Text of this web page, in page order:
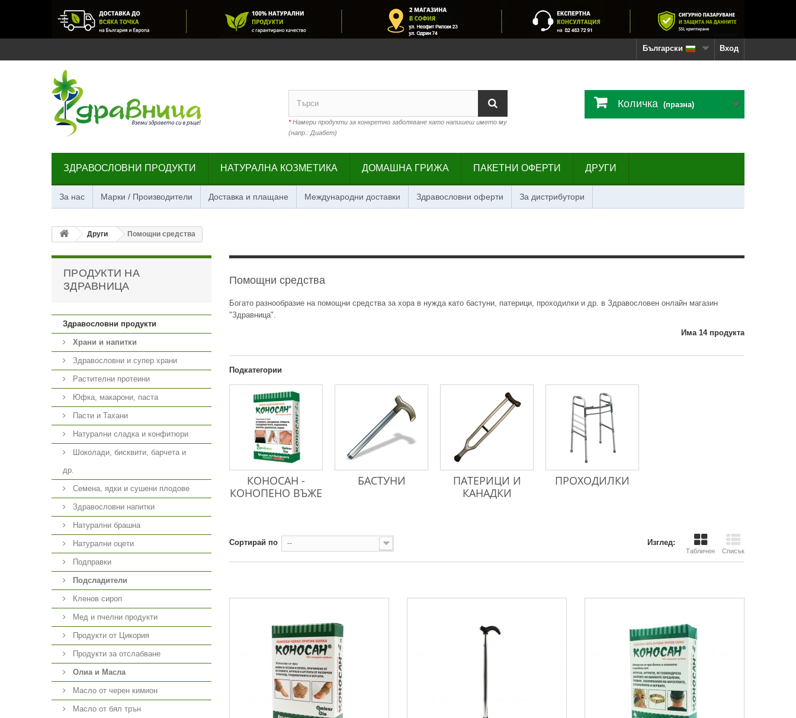
Вход
Български
*Намери продукти за конкретно заболяване като напишеш името му
(напр.: Диабет)
Количка (празна)
ЗДРАВОСЛОВНИ ПРОДУКТИ НАТУРАЛНА КОЗМЕТИКА ДОМАШНА ГРИЖА ПАКЕТНИ ОФЕРТИ ДРУГИ
За нас Марки / Производители Доставка и плащане Международни доставки Здравословни оферти За дистрибутори
Други Помощни средства
ПРОДУКТИ НА
ЗДРАВНИЦА
Здравословни продукти
Храни и напитки
Здравословни и супер храни
Растителни протеини
Юфка, макарони, паста
Пасти и Тахани
Натурални сладка и конфитюри
Шоколади, бисквити, барчета и
др.
Семена, ядки и сушени плодове
Здравословни напитки
Натурални брашна
Натурални оцети
Подправки
Подсладители
Кленов сироп
Мед и пчелни продукти
Продукти от Цикория
Продукти за отслабване
Олиа и Масла
Масло от черен кимион
Масло от бял трън
Помощни средства
Богато разнообразие на помощни средства за хора в нужда като бастуни, патерици, проходилки и др. в Здравословен онлайн магазин
"Здравница".
Има 14 продукта
Подкатегории
КОНОСАН -
КОНОПЕНО ВЪЖЕ
БАСТУНИ
ПАТЕРИЦИ И
КАНАДКИ
ПРОХОДИЛКИ
Изглед:
Табличен Списък
Сортирай по --